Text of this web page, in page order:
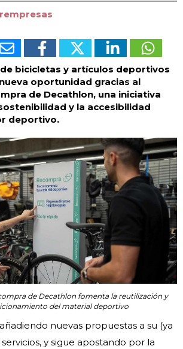
bicicletas y artículos deportivos
oportunidad gracias al
de Decathlon, una iniciativa
y la accesibilidad
deportivo.
de Decathlon fomenta la reutilización y
del material deportivo
nuevas propuestas a su (ya
y sigue apostando por la